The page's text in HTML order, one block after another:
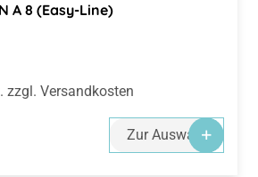
A 8 (Easy-Line)
zzgl. Versandkosten
Zur Auswahl